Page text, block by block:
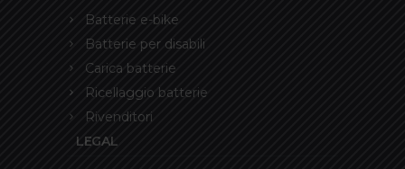
Batterie e-bike
Batterie per disabili
Carica batterie
Ricellaggio batterie
Rivenditori
LEGAL